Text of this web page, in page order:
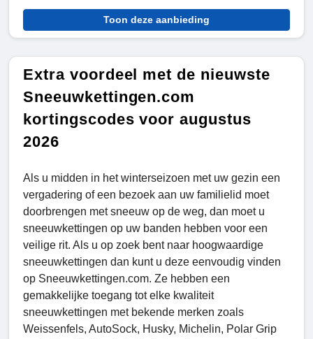
Toon deze aanbieding
Extra voordeel met de nieuwste
Sneeuwkettingen.com
kortingscodes voor augustus
2026
Als u midden in het winterseizoen met uw gezin een
vergadering of een bezoek aan uw familielid moet
doorbrengen met sneeuw op de weg, dan moet u
sneeuwkettingen op uw banden hebben voor een
veilige rit. Als u op zoek bent naar hoogwaardige
sneeuwkettingen dan kunt u deze eenvoudig vinden
op Sneeuwkettingen.com. Ze hebben een
gemakkelijke toegang tot elke kwaliteit
sneeuwkettingen met bekende merken zoals
Weissenfels, AutoSock, Husky, Michelin, Polar Grip